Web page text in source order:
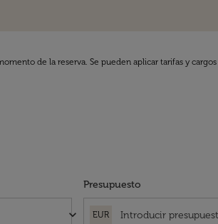
de la reserva. Se pueden aplicar tarifas y
keyboard_arrow_down
Presupuesto
EUR